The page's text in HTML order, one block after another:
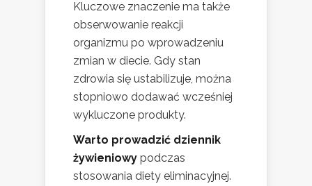
Kluczowe znaczenie ma także
obserwowanie reakcji
organizmu po wprowadzeniu
zmian w diecie. Gdy stan
zdrowia się ustabilizuje, można
stopniowo dodawać wcześniej
wykluczone produkty.
Warto prowadzić dziennik
żywieniowy podczas
stosowania diety eliminacyjnej.